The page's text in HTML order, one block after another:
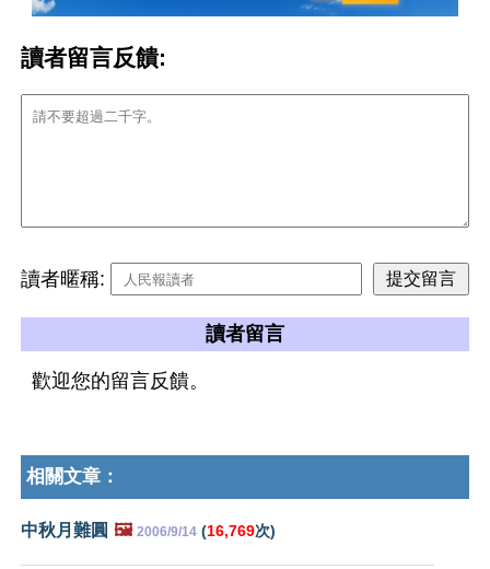
讀者留言反饋:
讀者暱稱:
讀者留言
歡迎您的留言反饋。
相關文章：
中秋月難圓 🖼️ 2006/9/14 (16,769次)